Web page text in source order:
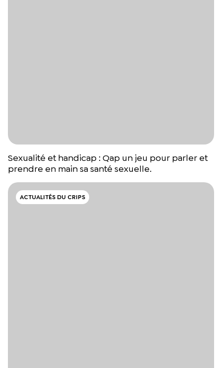
Sexualité et handicap : Qap un jeu pour parler et
prendre en main sa santé sexuelle.
ACTUALITÉS DU CRIPS